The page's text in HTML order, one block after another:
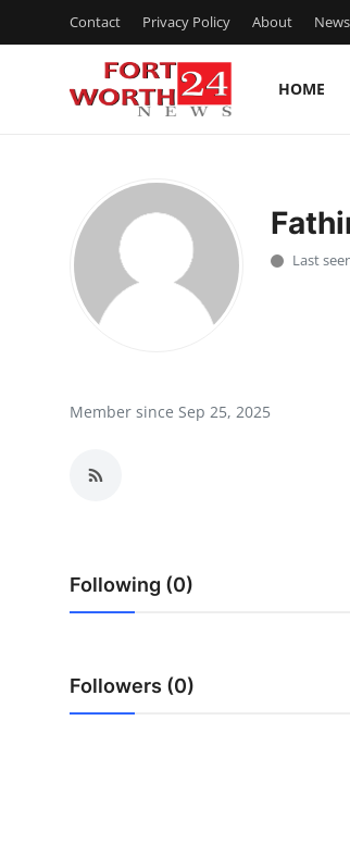
Contact Privacy Policy About
HOME
Press Release
Privacy Policy
News Network
Advertise with US
Crypto
Last
Member since Sep 25, 2025
Following (0)
Followers (0)